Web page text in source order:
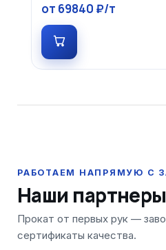
от 69840 ₽/т
Наши партнеры